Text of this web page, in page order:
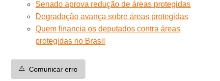
Senado aprova redução de áreas protegidas
Degradação avança sobre áreas protegidas
Quem financia os deputados contra áreas
protegidas no Brasil
⚠️ Comunicar erro